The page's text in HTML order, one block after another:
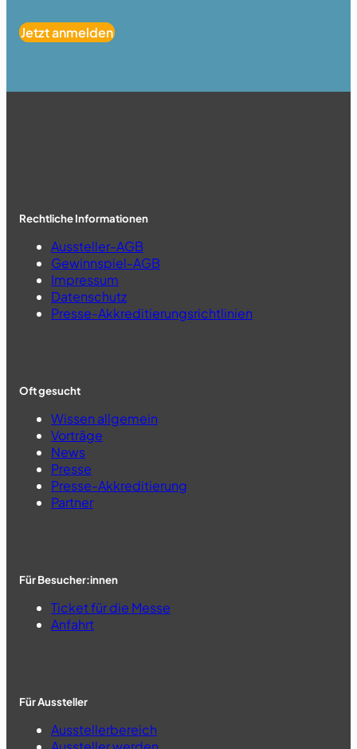
Jetzt anmelden
Rechtliche Informationen
Aussteller-AGB
Gewinnspiel-AGB
Impressum
Datenschutz
Presse-Akkreditierungsrichtlinien
Oft gesucht
Wissen allgemein
Vorträge
News
Presse
Presse-Akkreditierung
Partner
Für Besucher:innen
Ticket für die Messe
Anfahrt
Für Aussteller
Ausstellerbereich